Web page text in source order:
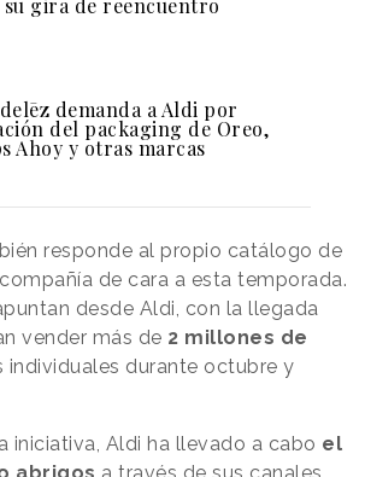
demanda a Aldi por
del packaging de Oreo,
Ahoy y otras marcas
responde al propio catálogo de
de cara a esta temporada.
desde Aldi, con la llegada
vender más de 2 millones de
individuales durante octubre y
iniciativa, Aldi ha llevado a cabo el
abrigos a través de sus canales